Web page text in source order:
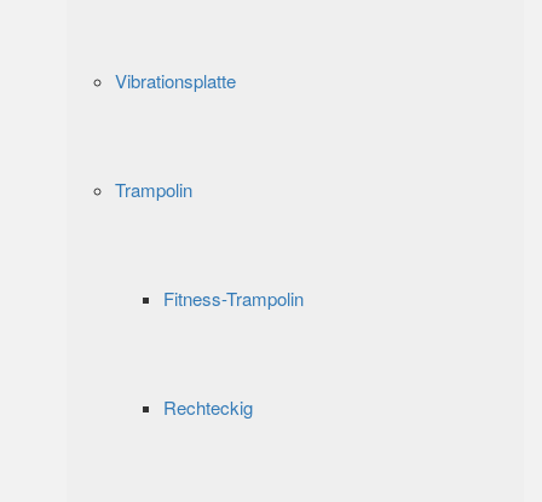
Vibrationsplatte
Trampolin
Fitness-Trampolin
Rechteckig